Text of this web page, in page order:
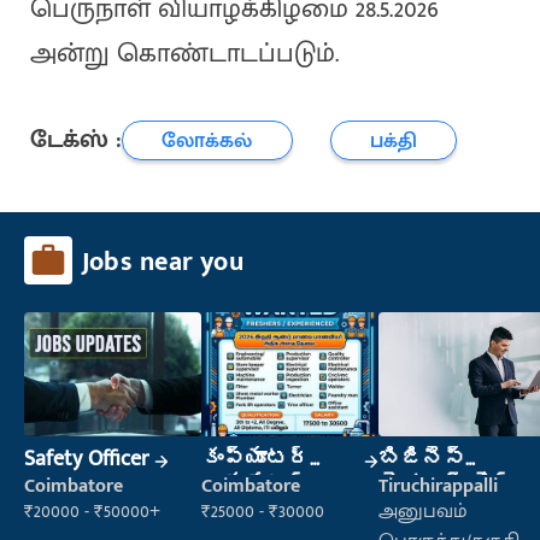
பெருநாள் வியாழக்கிழமை 28.5.2026
அன்று கொண்டாடப்படும்.
டேக்ஸ் : லோக்கல் பக்தி
Jobs near you
Safety Officer
Coimbatore
₹20000 - ₹50000+
కంప్యూటర్
ఆపరేటర్
Coimbatore
₹25000 - ₹30000
బిజినెస్
డెవలప్ మెంట్
మేనేజర్
Tiruchirappalli
அனுபவம்